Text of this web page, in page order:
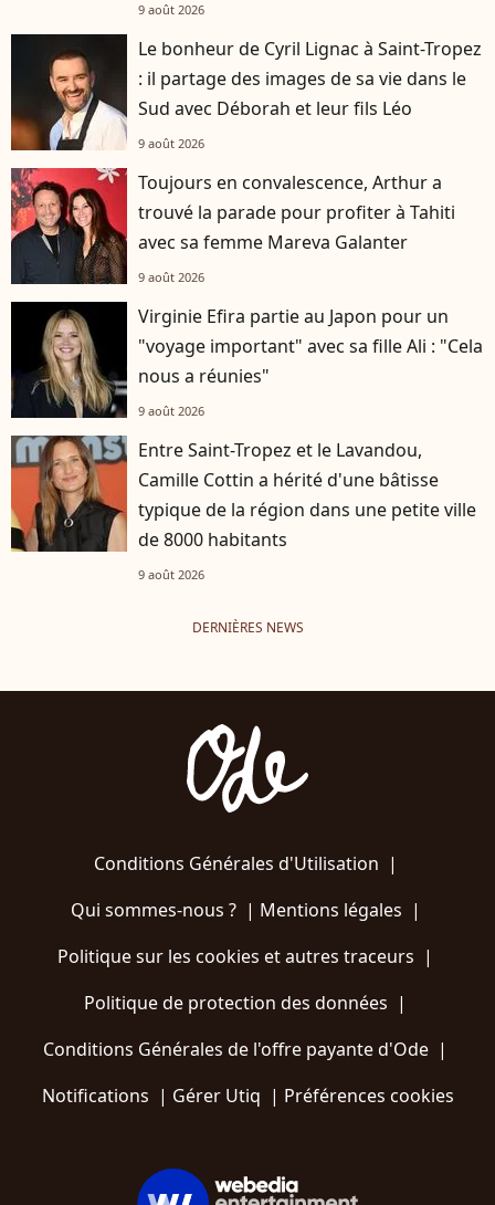
9 août 2026
Le bonheur de Cyril Lignac à Saint-Tropez
: il partage des images de sa vie dans le
Sud avec Déborah et leur fils Léo
9 août 2026
Toujours en convalescence, Arthur a
trouvé la parade pour profiter à Tahiti
avec sa femme Mareva Galanter
9 août 2026
Virginie Efira partie au Japon pour un
"voyage important" avec sa fille Ali : "Cela
nous a réunies"
9 août 2026
Entre Saint-Tropez et le Lavandou,
Camille Cottin a hérité d'une bâtisse
typique de la région dans une petite ville
de 8000 habitants
9 août 2026
DERNIÈRES NEWS
Conditions Générales d'Utilisation |
Qui sommes-nous ?| Mentions légales |
Politique sur les cookies et autres traceurs |
Politique de protection des données |
Conditions Générales de l'offre payante d'Ode |
Notifications | Gérer Utiq | Préférences cookies